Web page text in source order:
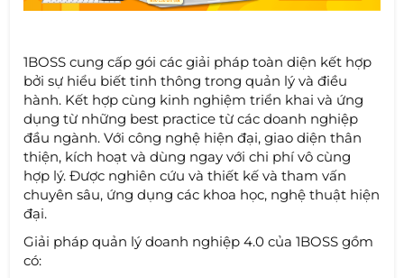
1BOSS cung cấp gói các giải pháp toàn diện kết hợp
bởi sự hiểu biết tinh thông trong quản lý và điều
hành. Kết hợp cùng kinh nghiệm triển khai và ứng
dụng từ những best practice từ các doanh nghiệp
đầu ngành. Với công nghệ hiện đại, giao diện thân
thiện, kích hoạt và dùng ngay với chi phí vô cùng
hợp lý. Được nghiên cứu và thiết kế và tham vấn
chuyên sâu, ứng dụng các khoa học, nghệ thuật hiện
đại.
Giải pháp quản lý doanh nghiệp 4.0 của 1BOSS gồm
có: